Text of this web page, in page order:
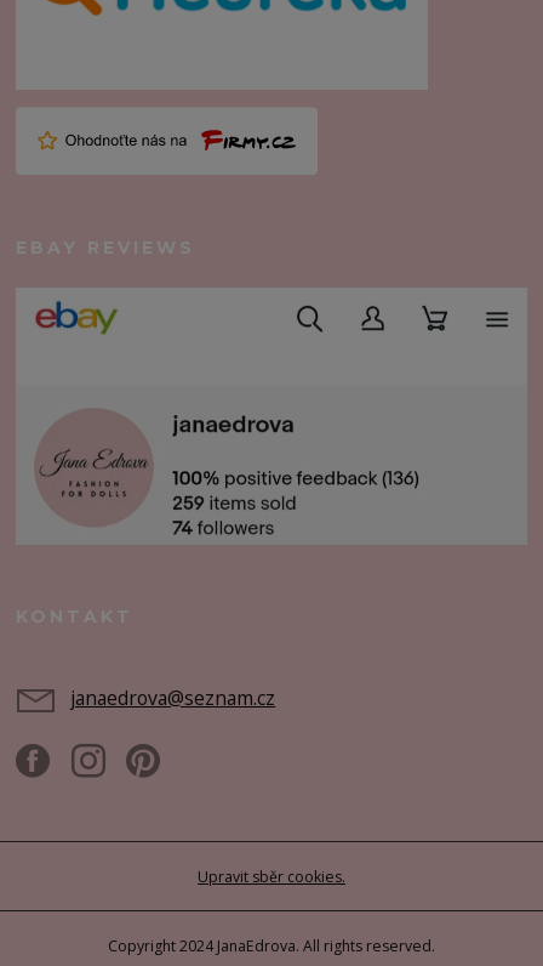
EBAY REVIEWS
KONTAKT
janaedrova@seznam.cz
Upravit sběr cookies.
Copyright 2024 JanaEdrova. All rights reserved.